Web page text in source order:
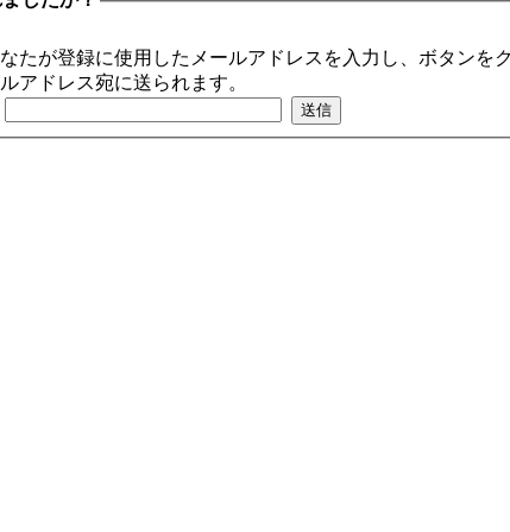
たが登録に使用したメールアドレスを入力し、ボタン
アドレス宛に送られます。